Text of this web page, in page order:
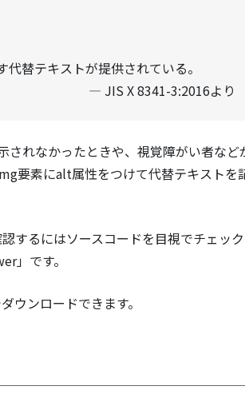
替テキストが提供されている。
JIS X 8341-3:2016より
されなかったときや、視覚障がい者など
要素にalt属性をつけて代替テキストを
するにはソースコードを目視でチェッ
」です。
ウンロードできます。